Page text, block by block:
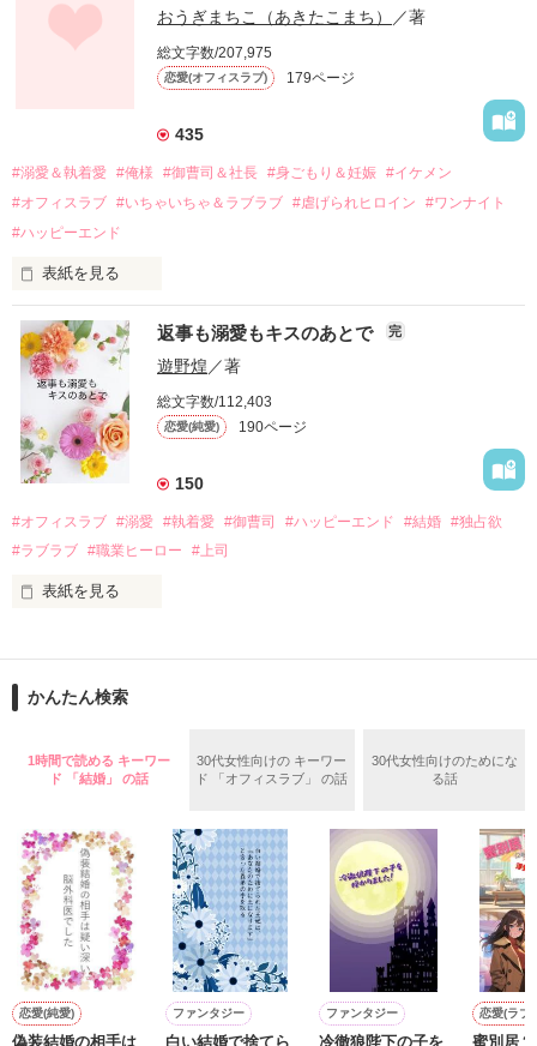
幼なじみの哲平に淡い恋心を抱いていた美桜。
しかし、ある出来事をきっかけに二人の関係は壊れてしまう。
関係修復もできないまま、美桜は両親の離婚によって
引っ越すことになり、哲平とも離れ離れになった。
それから約十二年後。
過去の傷から、二度と会いたくないと思っていた哲平に
運命のような再会を果たす。
酔った勢いで一夜を共にしてしまった。
さらに、美桜が初めてだと知った哲平は
『責任をとる、結婚しよう』と真っ直ぐに告げてきた。
戸惑う美桜とは裏腹に、好きという気持ちを隠すことなく
甘やかしてくる。
そんなある日、哲平は美桜がストーカー被害に
遭っていることを知る。
美桜を守るため、哲平は同居を提案してきて――。
夏木美桜(なつきみお)
鳴海哲平 (なるみてっぺい)
2026.6.5～2026.7.25
＊以前、公開していた話の改稿版です＊
作品を読む
おうぎまちこ（あきたこまち） ／著
総文字数/207,975
恋愛(オフィスラブ) 179ページ
435
#溺愛＆執着愛 #俺様 #御曹司＆社長 #身ごもり＆妊娠 #イケメン
#オフィスラブ #いちゃいちゃ＆ラブラブ #虐げられヒロイン
#ワンナイト
#ハッピーエンド
表紙を見る
おかしな噂を流されて前の職場でうまくいかなかった梅田美
桜は、海外で傷心旅行をしていたところ、日本人美青年と出会
い、酒の勢いもあり一夜限りの関係となる。
帰国後、美桜は新しい職場でワンナイトした美青年と再会。
なんと彼の正体は、とある財閥御曹司にも関わらず、一族を離
れて起業した新進気鋭の実業家、社内でも冷徹だと評判な社長
――御影恭司その人だったのだ――！
なぜか恭司から飼い猫の世話係を命じられた美桜は、猫の世
の関係となってしまい――？
返事も溺愛もキスのあとで 完
遊野煌 ／著
総文字数/112,403
恋愛(純愛) 190ページ
150
#オフィスラブ #溺愛 #執着愛 #御曹司 #ハッピーエンド #結婚 #独占欲
#ラブラブ #職業ヒーロー #上司
表紙を見る
ションの企画戦略室で働いている。
めた、同期で恋人の石垣守（26）がいるのだが、後輩の姫原由
いた。
守と由羅から『便利屋雛子』と馬鹿にされ、一人こっそり泣い
た上、同居まで提案してきて──？
鷹哉『宜しくな、俺の雛子』🦅
雛子『俺の……ひぃ、雛子？！！！』🐥
シゴデキで冷徹な上司が見せる素顔は、なぜか想像以上に甘く
て……🐥💓🦅
かんたん検索
1時間で読める キーワー
ド 「結婚」 の話
30代女性向けの キーワー
ド 「オフィスラブ」 の話
30代女性向けのためにな
る話
恋愛(純愛)
偽装結婚の相手は
ファンタジー
白い結婚で捨てら
ファンタジー
冷徹狼陛下の子を
恋愛(ラブ
蜜別居